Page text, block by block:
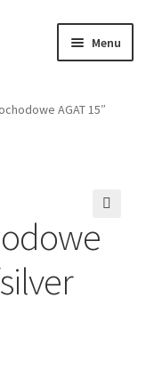
Menu
AGAT 15″